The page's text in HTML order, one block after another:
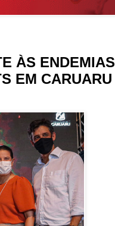
ÀS ENDEMIAS
EM CARUARU